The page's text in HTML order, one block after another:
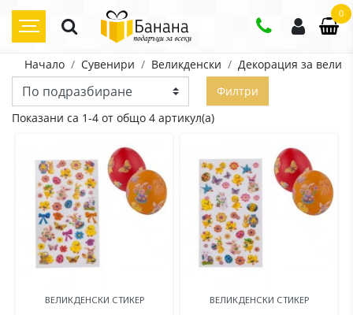
0
Начало Сувенири Великденски
Декорация за
Филтри
Показани са 1-4 от общо 4 артикул(а)
ВЕЛИКДЕНСКИ СТИКЕР ВЕЛИКДЕНСКИ СТИКЕР